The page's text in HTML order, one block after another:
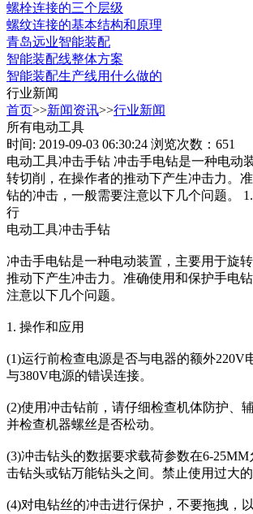
螺栓连接的三个层级
螺纹连接的基本结构和原理
青岛远业智能装配
智能装配线整体方案
智能装配生产线用什么做的
行业新闻
首页>>新闻资讯>>行业新闻
所有电动工具
时间: 2019-09-03 06:30:24 浏览次数：651
电动工具冲击手钻 冲击手电钻是一种电动
转切削，在操作者的推动下产生冲击力。
钻的冲击，一般需要注意以下几个问题。
行
电动工具冲击手钻
冲击手电钻是一种电动装置，主要用于旋
推动下产生冲击力。准确使用和保护手电
注意以下几个问题。
1. 操作和应用
(1)运行前检查电源是否与电器的额外220V
与380V电源的错误连接。
(2)使用冲击钻前，请仔细检查机体防护、
并检查机器螺丝是否松动。
(3)冲击钻头的数据要求载荷参数在6-
击钻头或钻万能钻头之间。禁止使用过大的
(4)对电钻丝的冲击进行保护，不要拖拽，